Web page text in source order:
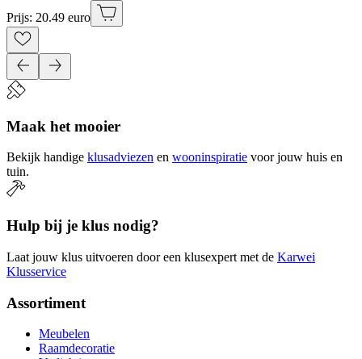
Prijs: 20.49 euro
Maak het mooier
Bekijk handige klusadviezen en wooninspiratie voor jouw huis en
tuin.
Hulp bij je klus nodig?
Laat jouw klus uitvoeren door een klusexpert met de Karwei
Klusservice
Assortiment
Meubelen
Raamdecoratie